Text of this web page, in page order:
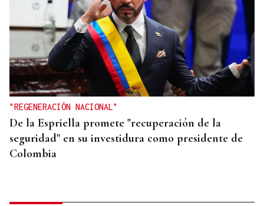
"REGENERACIÓN NACIONAL"
De la Espriella promete "recuperación de la
seguridad" en su investidura como presidente de
Colombia